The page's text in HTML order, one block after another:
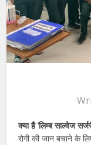
क्या है ’लिम्ब साल्वेज
रोगी की जान बचाने के